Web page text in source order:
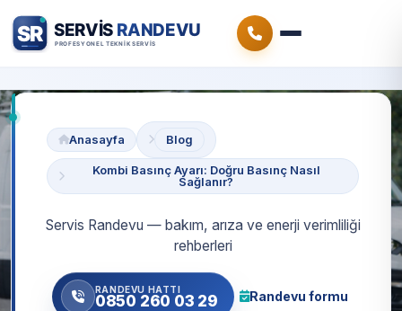
Anasayfa Blog
Kombi Basınç Ayarı: Doğru Basınç Nasıl
Sağlanır?
Servis Randevu — bakım, arıza ve enerji verimliliği
rehberleri
RANDEVU HATTI
0850 260 03 29 Randevu formu